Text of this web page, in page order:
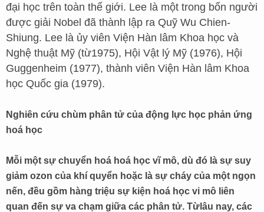
đại học trên toàn thế giới. Lee là một trong bốn người
được giải Nobel đã thành lập ra Quỹ Wu Chien-
Shiung. Lee là ủy viên Viện Hàn lâm Khoa học và
Nghệ thuật Mỹ (từ1975), Hội Vật lý Mỹ (1976), Hội
Guggenheim (1977), thành viên Viện Hàn lâm Khoa
học Quốc gia (1979).
Nghiên cứu chùm phân tử của động lực học phản ứng
hoá học
Mỗi một sự chuyển hoá hoá học vĩ mô, dù đó là sự suy
giảm ozon của khí quyển hoặc là sự cháy của một ngọn
nến, đều gồm hàng triệu sự kiện hoá học vi mô liên
quan đến sự va chạm giữa các phân tử. Từlâu nay, các